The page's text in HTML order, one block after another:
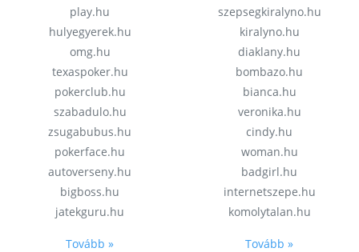
play.hu
hulyegyerek.hu
omg.hu
texaspoker.hu
pokerclub.hu
szabadulo.hu
zsugabubus.hu
pokerface.hu
autoverseny.hu
bigboss.hu
jatekguru.hu
Tovább »
szepsegkiralyno.hu
kiralyno.hu
diaklany.hu
bombazo.hu
bianca.hu
veronika.hu
cindy.hu
woman.hu
badgirl.hu
internetszepe.hu
komolytalan.hu
Tovább »